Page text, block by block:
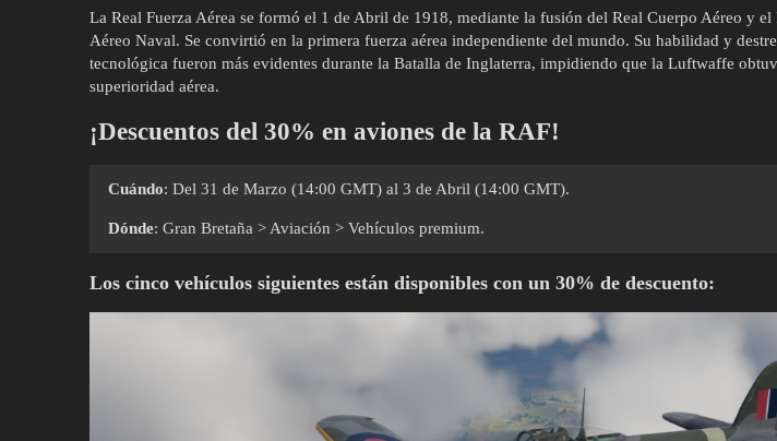
La Real Fuerza Aérea se formó el 1 de Abril de 1918, mediante la fusión del Real Cuerpo Aéreo y el
Aéreo Naval. Se convirtió en la primera fuerza aérea independiente del mundo. Su habilidad y
tecnológica fueron más evidentes durante la Batalla de Inglaterra, impidiendo que la Luftwaffe
superioridad aérea.
¡Descuentos del 30% en aviones de la RAF!
Cuándo: Del 31 de Marzo (14:00 GMT) al 3 de Abril (14:00 GMT).
Dónde: Gran Bretaña > Aviación > Vehículos premium.
Los cinco vehículos siguientes están disponibles con un 30% de descuento: